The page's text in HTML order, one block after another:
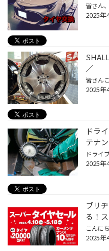
2025年
／
2025年
ドラ
テナ
2025年
ブリ
る！
2025年